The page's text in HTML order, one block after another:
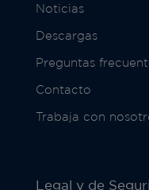
Noticias
Descargas
Preguntas
Contacto
Trabaja con
Legal y de